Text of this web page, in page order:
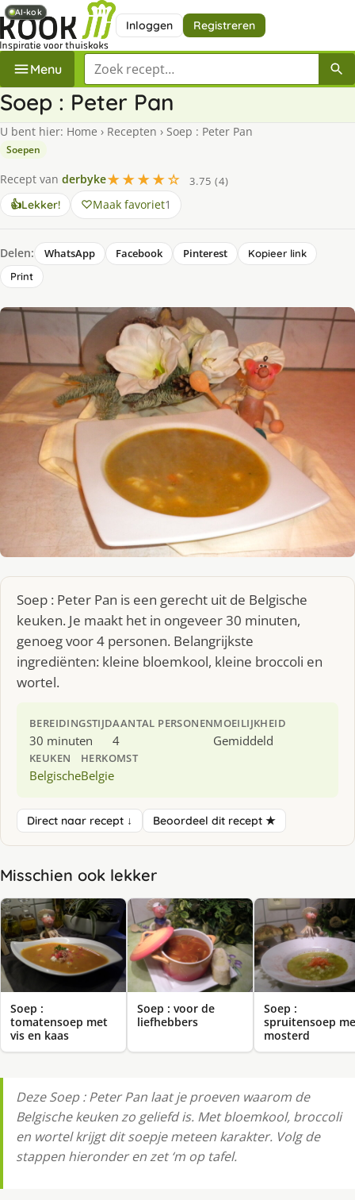
Inloggen Registreren
Menu Zoek een recept
Soep : Peter Pan
U bent hier: Home › Recepten › Soep : Peter Pan
Soepen
Recept van derbyke★★★★☆
3.75 (4)
👍Lekker! Maak favoriet1
Delen: WhatsApp Facebook Pinterest
Kopieer link
Print
Soep : Peter Pan is een gerecht uit de Belgische
keuken. Je maakt het in ongeveer 30 minuten,
genoeg voor 4 personen. Belangrijkste
ingrediënten: kleine bloemkool, kleine broccoli en
wortel.
BEREIDINGSTIJD
30 minuten
AANTAL PERSONEN
4
MOEILIJKHEID
Gemiddeld
KEUKEN
Belgische
HERKOMST
Belgie
Direct naar recept ↓ Beoordeel dit recept ★
Misschien ook lekker
Soep :
tomatensoep met
vis en kaas
Soep : voor de
liefhebbers
Soep :
spruitensoep
mosterd
AI-kok
AI-kok
Deze Soep : Peter Pan laat je proeven waarom de
Belgische keuken zo geliefd is. Met bloemkool, broccoli
en wortel krijgt dit soepje meteen karakter. Volg de
stappen hieronder en zet ‘m op tafel.